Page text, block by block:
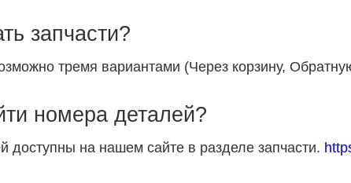
запчасти?
тремя вариантами (Через корзину,
номера деталей?
доступны на нашем сайте в разделе запчасти.